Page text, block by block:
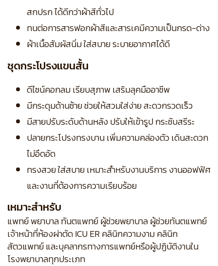
สกปรก ได้ดีกว่าผ้าสีทั่วไป
ทนต่อการสารฟอกผ้าสีและสารเคมีความเป็นกรด-ด่าง
ผ้าเนื้อสัมผัสนิ่ม ใส่สบาย ระบายอากาศได้ดี
ชุดกระโปรงแขนสั้น
ดีไซน์คอกลม เรียบสุภาพ เสริมลุคมืออาชีพ
มีกระดุมด้านซ้าย ช่วยให้สวมใส่ง่าย สะดวกรวดเร็ว
มีสายปรับระดับด้านหลัง ปรับให้เข้ารูป กระชับสรีระ
ปลายกระโปรงทรงบาน เพิ่มความคล่องตัว เดินสะดวก
ไม่อึดอัด
ทรงสวย ใส่สบาย เหมาะสำหรับงานบริการ งานออฟฟิศ
และงานที่ต้องการความเรียบร้อย
เหมาะสำหรับ
แพทย์ พยาบาล ทันตแพทย์ ผู้ช่วยพยาบาล ผู้ช่วยทันตแพทย์
เจ้าหน้าที่ห้องผ่าตัด ICU ER คลินิกความงาม คลินิก
สัตวแพทย์ และบุคลากรทางการแพทย์หรือผู้ปฏิบัติงานใน
โรงพยาบาลทุกประเภท